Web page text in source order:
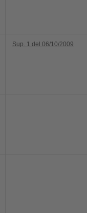
Sup. 1 del 06/10/2009